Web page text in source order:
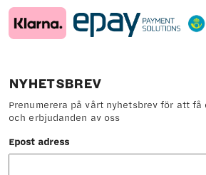
NYHETSBREV
Prenumerera på vårt nyhetsbrev för att få
och erbjudanden av oss
Epost adress